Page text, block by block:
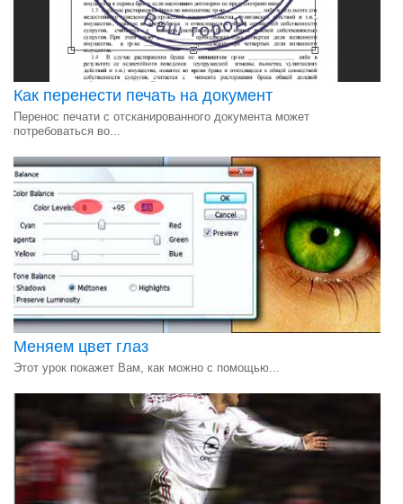
Как перенести печать на документ
Перенос печати с отсканированного документа может
потребоваться во...
Меняем цвет глаз
Этот урок покажет Вам, как можно с помощью...